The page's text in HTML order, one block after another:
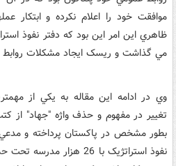
موافقت خود را اعلام نکرده و ابتکار
ظاهري اين امر اين بود که دفتر نفوذ
مي گذاشت و ريسک ايجاد مشکلات
وي در ادامه اين مقاله به يکي از
تغيير در مفهوم و حذف واژه "جهاد" از
بطور مشخص در پاکستان پرداخته و مدعي
نفوذ استراتژيک با 26